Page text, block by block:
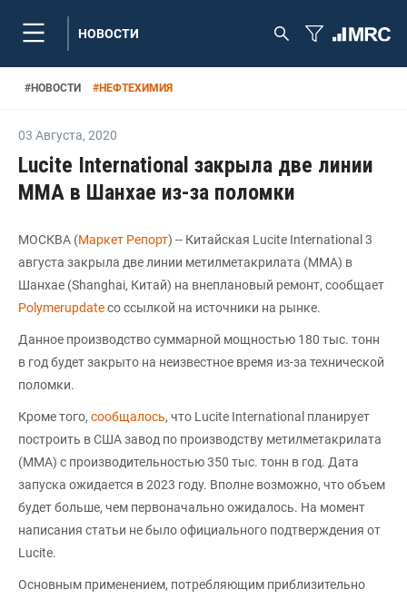
НОВОСТИ
#НОВОСТИ #НЕФТЕХИМИЯ
03 Августа, 2020
Lucite International закрыла две линии
ММА в Шанхае из-за поломки
МОСКВА (Маркет Репорт) -- Китайская Lucite International 3
августа закрыла две линии метилметакрилата (ММА) в
Шанхае (Shanghai, Китай) на внеплановый ремонт, сообщает
Polymerupdateсо ссылкой на источники на рынке.
Данное производство суммарной мощностью 180 тыс. тонн
в год будет закрыто на неизвестное время из-за технической
поломки.
Кроме того, сообщалось, что Lucite International планирует
построить в США завод по производству метилметакрилата
(ММА) с производительностью 350 тыс. тонн в год. Дата
запуска ожидается в 2023 году. Вполне возможно, что объем
будет больше, чем первоначально ожидалось. На момент
написания статьи не было официального подтверждения от
Lucite.
Основным применением, потребляющим приблизительно